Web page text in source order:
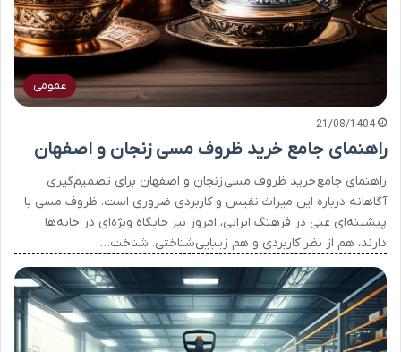
عمومی
21/08/1404
راهنمای جامع خرید ظروف مسی زنجان و اصفهان
راهنمای جامع خرید ظروف مسی زنجان و اصفهان برای تصمیم‌گیری
آگاهانه درباره این میراث نفیس و کاربردی ضروری است. ظروف مسی با
پیشینه‌ای غنی در فرهنگ ایرانی، امروز نیز جایگاه ویژه‌ای در خانه‌ها
دارند، هم از نظر کاربردی و هم زیبایی‌شناختی. شناخت…